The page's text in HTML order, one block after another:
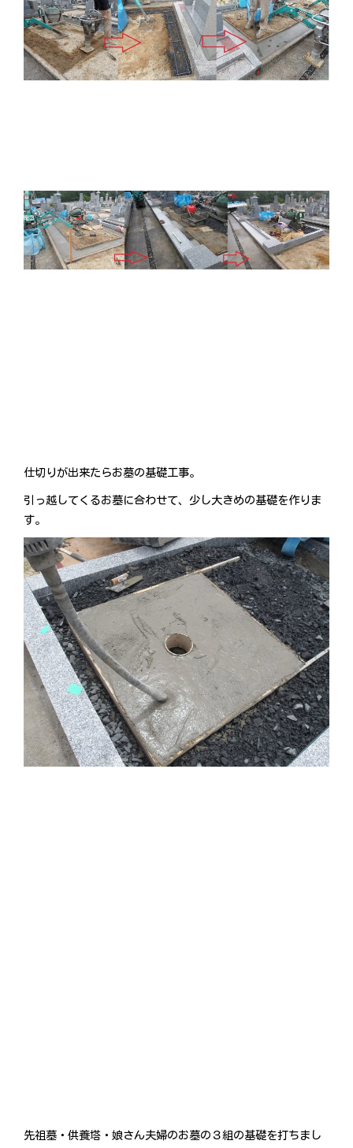
仕切りが出来たらお墓の基礎工事。
引っ越してくるお墓に合わせて、少し大きめの基礎を作りま
す。
先祖墓・供養塔・娘さん夫婦のお墓の３組の基礎を打ちまし